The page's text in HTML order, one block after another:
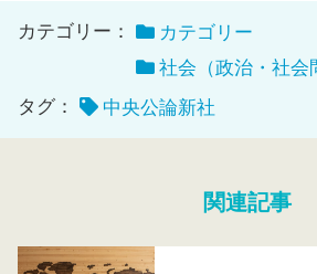
カテゴリー：
カテゴリー
社会（政治・社会
タグ：
中央公論新社
関連記事